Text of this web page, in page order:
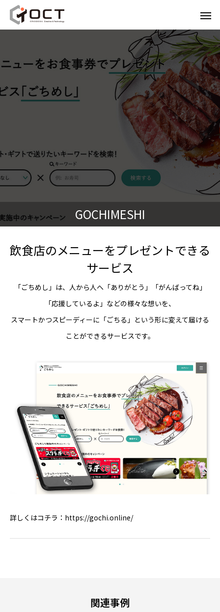
GOCHIMESHI
飲食店のメニューをプレゼントできる
サービス
「ごちめし」は、人から人へ「ありがとう」「がんばってね」
「応援しているよ」などの様々な想いを、
スマートかつスピーディーに「ごちる」という形に変えて届ける
ことができるサービスです。
詳しくはコチラ： https://gochi.online/
関連事例